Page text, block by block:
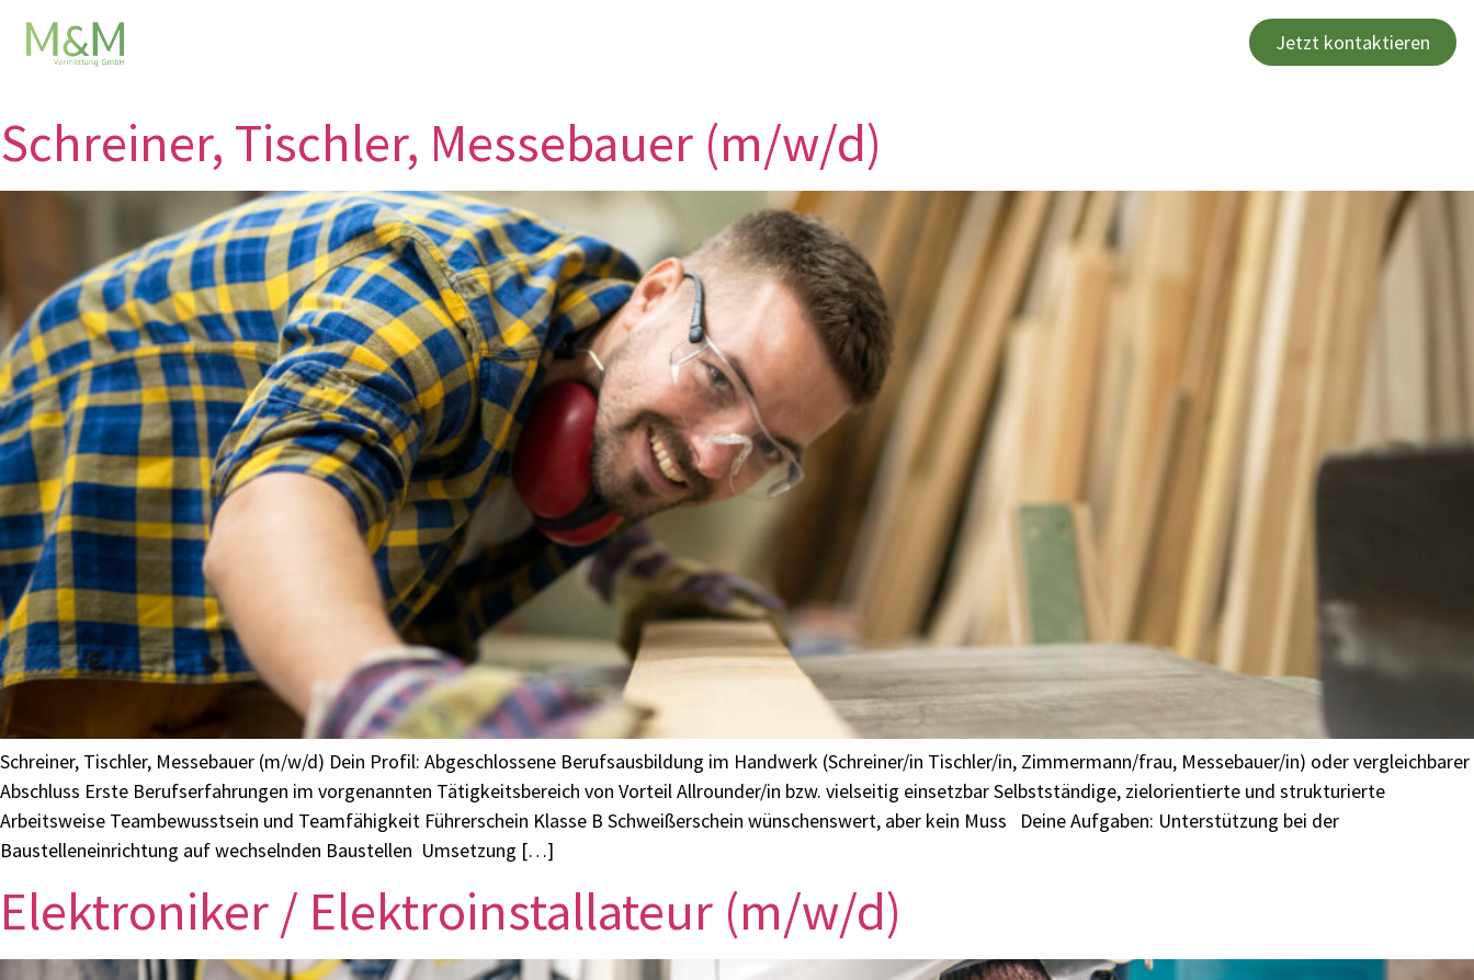
Jetzt kontaktieren
Category:
Schreiner, Tischler, Messebauer (m/w/d)
Schreiner, Tischler, Messebauer (m/w/d) Dein Profil: Abgeschlossene Berufsausbildung im Handwerk (Schreiner/in Tischler/in, Zimmermann/frau, Messebauer/in) oder vergleichbarer
Abschluss Erste Berufserfahrungen im vorgenannten Tätigkeitsbereich von Vorteil Allrounder/in bzw. vielseitig einsetzbar Selbstständige, zielorientierte und strukturierte
Arbeitsweise Teambewusstsein und Teamfähigkeit Führerschein Klasse B Schweißerschein wünschenswert, aber kein Muss Deine Aufgaben: Unterstützung bei der
Baustelleneinrichtung auf wechselnden Baustellen Umsetzung […]
Elektroniker / Elektroinstallateur (m/w/d)